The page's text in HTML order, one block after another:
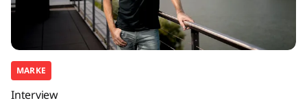
MARKE
Interview